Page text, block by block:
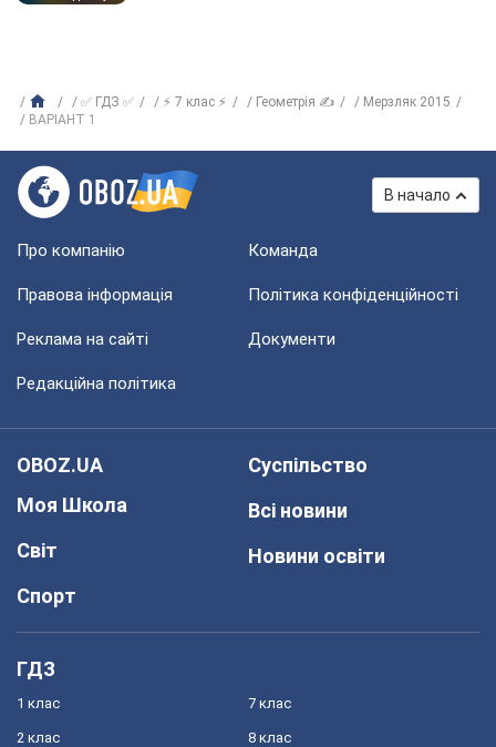
✅ ГДЗ ✅ ⚡ 7 клас ⚡ Геометрія ✍
Мерзляк 2015
ВАРІАНТ 1
В начало
Про компанію Команда
Правова інформація Політика конфіденційності
Реклама на сайті Документи
Редакційна політика
OBOZ.UA
Моя Школа
Світ
Спорт
Суспільство
Всі новини
Новини освіти
ГДЗ
1 клас
2 клас
7 клас
8 клас